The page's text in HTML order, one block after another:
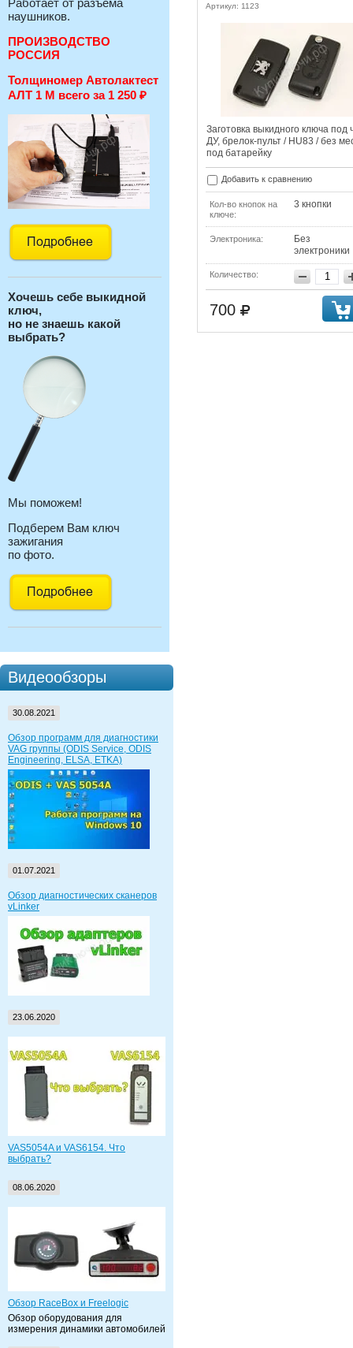
Работает от разъема
наушников.
ПРОИЗВОДСТВО
РОССИЯ
Толщиномер Автолактест
АЛТ 1 М всего за 1 250 ₽
Хочешь себе выкидной
ключ,
но не знаешь какой
выбрать?
Мы поможем!
Подберем Вам ключ
зажигания
по фото.
Видеообзоры
30.08.2021
Обзор программ для диагностики
VAG группы (ODIS Service, ODIS
Engineering, ELSA, ETKA)
01.07.2021
Обзор диагностических сканеров
vLinker
23.06.2020
VAS5054A и VAS6154. Что
выбрать?
08.06.2020
Обзор RaceBox и Freelogic
Обзор оборудования для
измерения динамики автомобилей
Артикул: 1123
Заготовка выкидного ключа под
ДУ, брелок-пульт / HU83 / без
под батарейку
Добавить к сравнению
Кол-во кнопок на
ключе:
3 кнопки
Электроника:
Без
электроники
Количество:
700